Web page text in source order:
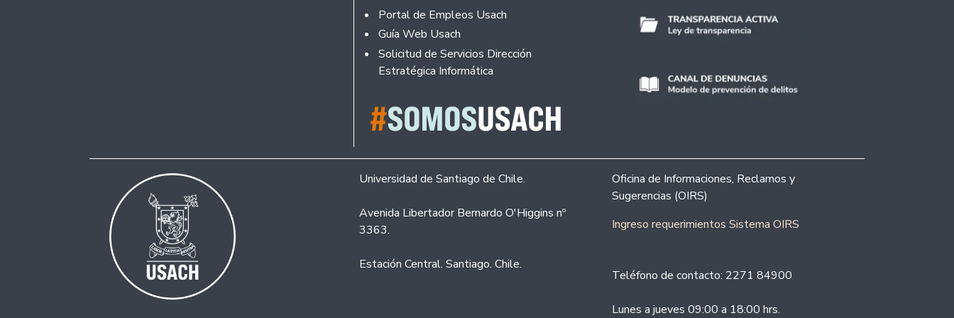
Portal de Empleos Usach
Guía Web Usach
Solicitud de Servicios Dirección
Estratégica Informática
Universidad de Santiago de Chile.
Avenida Libertador Bernardo O'Higgins nº
3363.
Estación Central. Santiago. Chile.
Oficina de Informaciones, Reclamos y
Sugerencias (OIRS)
Ingreso requerimientos Sistema OIRS
Teléfono de contacto: 2271 84900
Lunes a jueves 09:00 a 18:00 hrs.